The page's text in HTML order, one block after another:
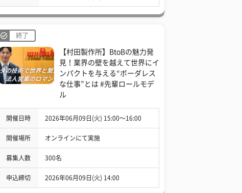
終了
【村田製作所】BtoBの魅力発
見！業界の壁を越えて世界にイ
ンパクトを与える“ボーダレス
な仕事”とは #先輩ロールモデ
ル
開催日時 2026年06月09日(火) 15:00〜16:00
開催場所 オンラインにて実施
募集人数 300名
申込締切 2026年06月09日(火) 14:00